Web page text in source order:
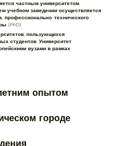
частным университетом,
учебном заведении осуществляется
профессионально-технического
(PhD).
пользующихся
студентов. Университет
вузами в рамках
опытом
городе